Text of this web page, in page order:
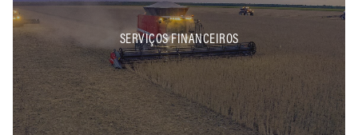
SERVIÇOS FINANCEIROS